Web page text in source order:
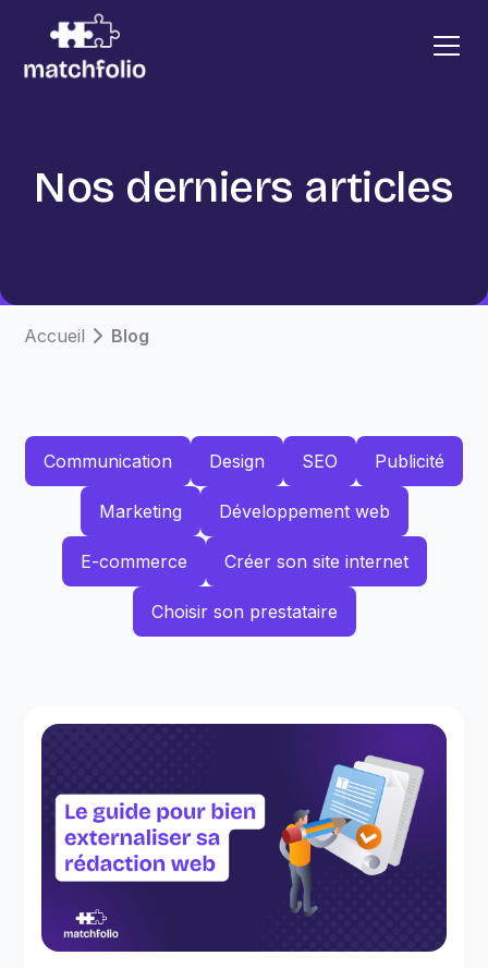
Nos derniers articles
Accueil Blog
Communication Design SEO Publicité
Marketing Développement web
E-commerce Créer son site internet
Choisir son prestataire